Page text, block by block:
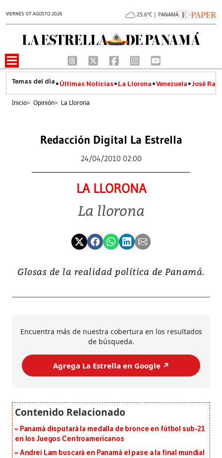
VIERNES 07 AGOSTO 2026 25.6°C | PANAMÁ
Últimas Noticias La Llorona Venezuela José
Inicio> Opinión> La Llorona
Redacción Digital La Estrella
24/04/2010 02:00
LA LLORONA
La llorona
Glosas de la realidad política de Panamá.
Encuentra más de nuestra cobertura en los resultados
de búsqueda.
Agrega La Estrella en Google ↗️
Panamá disputará la medalla de bronce en fútbol sub-21
en los Juegos Centroamericanos
Andrei Lam buscará en Panamá el pase a la final mundial